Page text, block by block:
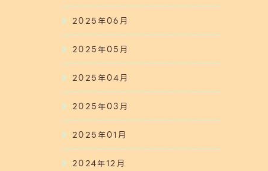
2025年06月
2025年05月
2025年04月
2025年03月
2025年01月
2024年12月